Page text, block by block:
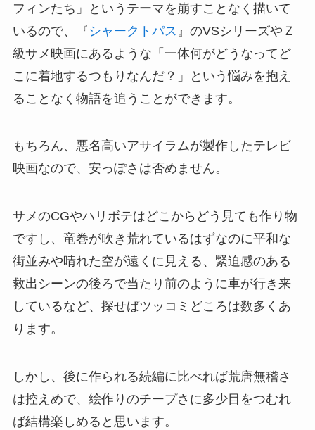
フィンたち」というテーマを崩すことなく描いて
いるので、『 シャークトパス 』のVSシリーズやＺ
級サメ映画にあるような「一体何がどうなってど
こに着地するつもりなんだ？」という悩みを抱え
ることなく物語を追うことができます。
もちろん、悪名高いアサイラムが製作したテレビ
映画なので、安っぽさは否めません。
サメのCGやハリボテはどこからどう見ても作り物
ですし、竜巻が吹き荒れているはずなのに平和な
街並みや晴れた空が遠くに見える、緊迫感のある
救出シーンの後ろで当たり前のように車が行き来
しているなど、探せばツッコミどころは数多くあ
ります。
しかし、後に作られる続編に比べれば荒唐無稽さ
は控えめで、絵作りのチープさに多少目をつむれ
ば結構楽しめると思います。